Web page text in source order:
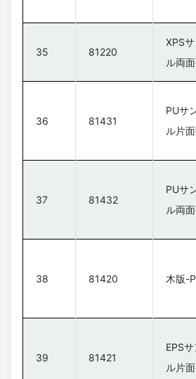
35 81220
XPS
ル両
36 81431
PUサ
ル片
37 81432
PUサ
ル両
38 81420 木版-
39 81421
EPS
ル片